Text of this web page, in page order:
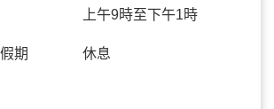
上午9時至下午1時
期 休息